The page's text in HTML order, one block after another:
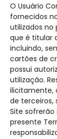
O Usuário
fornecidos
utilizados no
que é titular
incluindo,
cartões de
possui
utilização.
ilicitamente,
de terceiros,
Site sofrerão
presente